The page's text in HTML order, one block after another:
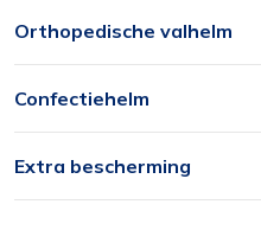
Functioneel
Alleen de cookies
de inhoud van de
Statistieken
Orthopedische valhelm
Confectiehelm
Extra bescherming